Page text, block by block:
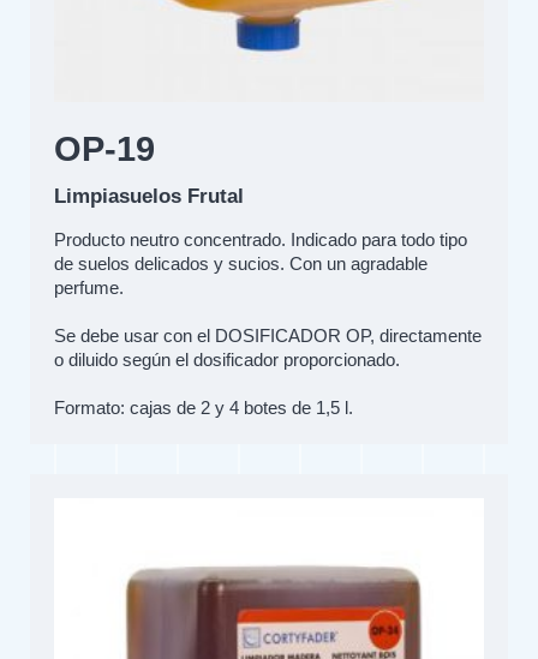
OP-19
Limpiasuelos Frutal
Producto neutro concentrado. Indicado para todo tipo
de suelos delicados y sucios. Con un agradable
perfume.
Se debe usar con el DOSIFICADOR OP, directamente
o diluido según el dosificador proporcionado.
Formato: cajas de 2 y 4 botes de 1,5 l.